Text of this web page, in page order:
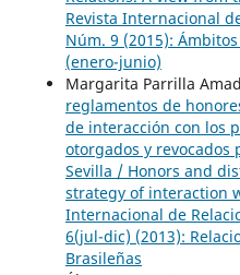
Revista Internacional
Núm. 9 (2015):
(enero-junio)
Margarita Parrilla
reglamentos de
de interacción con los
otorgados y revocados
Sevilla / Honors and
strategy of interaction
Internacional de
6(jul-dic) (2013):
Brasileñas